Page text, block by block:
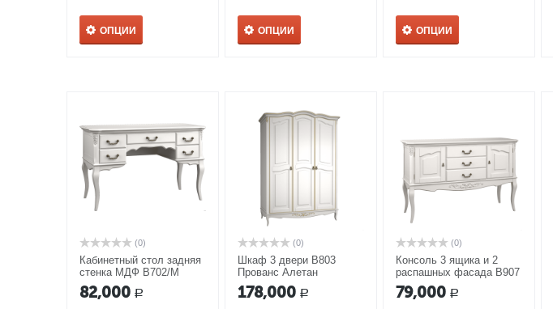
ОПЦИИ ОПЦИИ ОПЦИИ
(0)
Кабинетный стол задняя
стенка МДФ В702/М
Прованс Алетан
82,000 Р
(0)
Шкаф 3 двери В803
Прованс Алетан
178,000 Р
(0)
Консоль 3 ящика и 2
распашных фасада В907
Прованс Алетан
79,000 Р